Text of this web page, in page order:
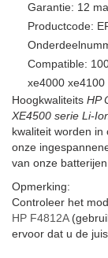
Garantie: 12
Productcode:
Compatible:
xe4000 xe4100
Hoogkwaliteits HP
XE4500 serie Li-
kwaliteit worden
onze
van onze batterijen
Opmerking:
Controleer het
HP F4812A
ervoor dat u de